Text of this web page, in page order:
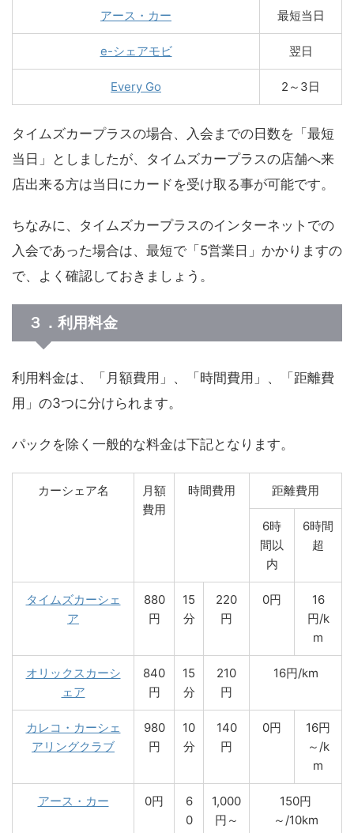
アース・カー 最短当日
e-シェアモビ 翌日
Every Go 2～3日
タイムズカープラスの場合、入会までの日数を「最短
当日」としましたが、タイムズカープラスの店舗へ来
店出来る方は当日にカードを受け取る事が可能です。
ちなみに、タイムズカープラスのインターネットでの
入会であった場合は、最短で「5営業日」かかりますの
で、よく確認しておきましょう。
３．利用料金
利用料金は、「月額費用」、「時間費用」、「距離費
用」の3つに分けられます。
パックを除く一般的な料金は下記となります。
カーシェア名
月額
費用
時間費用 距離費用
6時
間以
内
6時間
超
タイムズカーシェ
ア
880
円
15
分
220
円
0円
16
円/k
m
オリックスカーシ
ェア
840
円
15
分
210
円
16円/km
カレコ・カーシェ
アリングクラブ
980
円
10
分
140
円
0円
16円
～/k
m
アース・カー 0円
6
0
1,000
円～
150円
～/10km